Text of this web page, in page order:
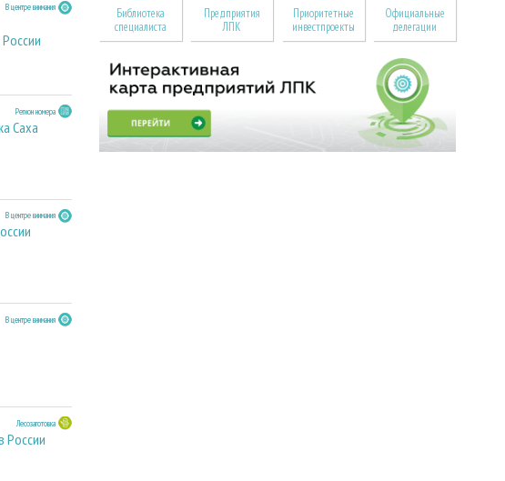
В центре внимания
Регион номера
Саха
В центре внимания
В центре внимания
Лесозаготовка
России
Библиотека
специалиста
Предприятия
ЛПК
Приоритетные
инвестпроекты
Официальные
делегации